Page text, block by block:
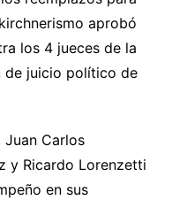
aprobó
los 4 jueces de la
de juicio político de
Juan Carlos
y Ricardo Lorenzetti
en sus